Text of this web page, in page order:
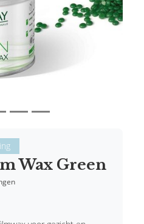
Wax Green